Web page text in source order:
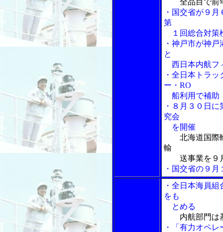
全品目で前
・国交省が９
第
１回総合対策
・神戸市が神
と
西日本内航フ
・全日本トラ
ー・RO
船利用で補助
・８月３０日
究会
を開催
北海道国際
輸
送事業を９
・国交省の９
・全日本海員
をも
とめる
内航部門は
・「有力オペ